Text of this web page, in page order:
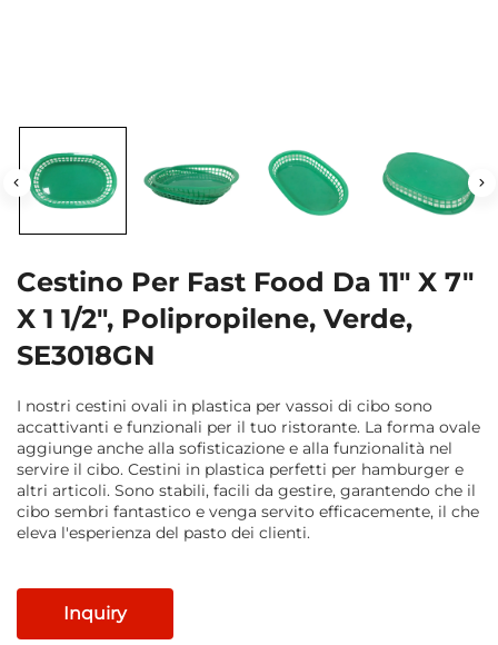
Cestino Per Fast Food Da 11" X 7"
X 1 1/2", Polipropilene, Verde,
SE3018GN
I nostri cestini ovali in plastica per vassoi di cibo sono
accattivanti e funzionali per il tuo ristorante. La forma ovale
aggiunge anche alla sofisticazione e alla funzionalità nel
servire il cibo. Cestini in plastica perfetti per hamburger e
altri articoli. Sono stabili, facili da gestire, garantendo che il
cibo sembri fantastico e venga servito efficacemente, il che
eleva l'esperienza del pasto dei clienti.
Inquiry